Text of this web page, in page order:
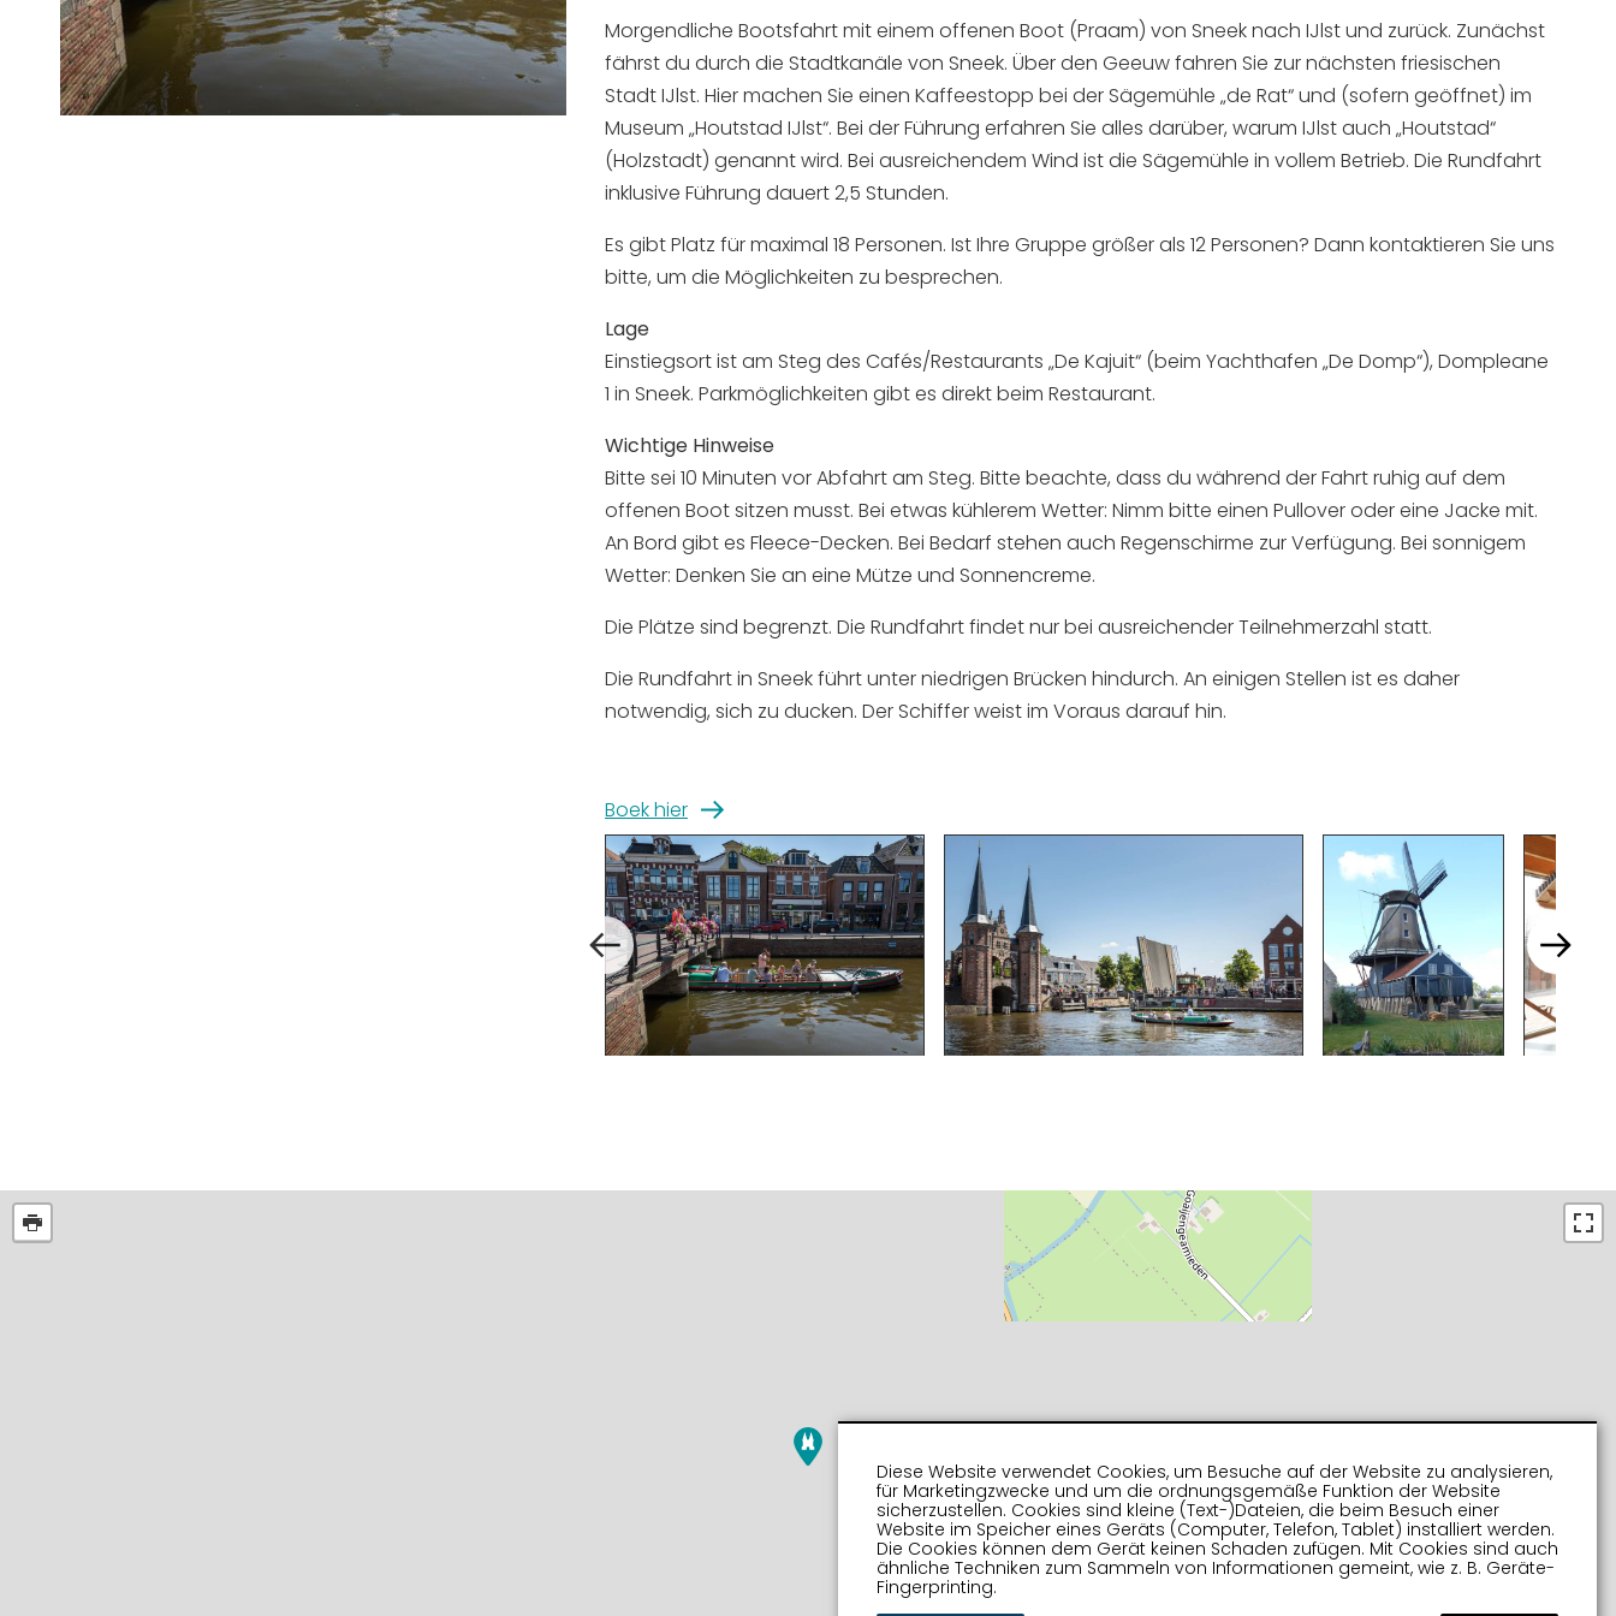
Morgendliche Bootsfahrt mit einem offenen Boot (Praam) von Sneek nach IJlst und zurück. Zunächst
fährst du durch die Stadtkanäle von Sneek. Über den Geeuw fahren Sie zur nächsten friesischen
Stadt IJlst. Hier machen Sie einen Kaffeestopp bei der Sägemühle „de Rat“ und (sofern geöffnet) im
Museum „Houtstad IJlst“. Bei der Führung erfahren Sie alles darüber, warum IJlst auch „Houtstad“
(Holzstadt) genannt wird. Bei ausreichendem Wind ist die Sägemühle in vollem Betrieb. Die Rundfahrt
inklusive Führung dauert 2,5 Stunden.
Es gibt Platz für maximal 18 Personen. Ist Ihre Gruppe größer als 12 Personen? Dann kontaktieren Sie uns
bitte, um die Möglichkeiten zu besprechen.
Lage
Einstiegsort ist am Steg des Cafés/Restaurants „De Kajuit“ (beim Yachthafen „De Domp“), Dompleane
1 in Sneek. Parkmöglichkeiten gibt es direkt beim Restaurant.
Wichtige Hinweise
Bitte sei 10 Minuten vor Abfahrt am Steg. Bitte beachte, dass du während der Fahrt ruhig auf dem
offenen Boot sitzen musst. Bei etwas kühlerem Wetter: Nimm bitte einen Pullover oder eine Jacke mit.
An Bord gibt es Fleece-Decken. Bei Bedarf stehen auch Regenschirme zur Verfügung. Bei sonnigem
Wetter: Denken Sie an eine Mütze und Sonnencreme.
Die Plätze sind begrenzt. Die Rundfahrt findet nur bei ausreichender Teilnehmerzahl statt.
Die Rundfahrt in Sneek führt unter niedrigen Brücken hindurch. An einigen Stellen ist es daher
notwendig, sich zu ducken. Der Schiffer weist im Voraus darauf hin.
Boek hier
Diese Website verwendet Cookies, um Besuche auf der Website zu analysieren,
für Marketingzwecke und um die ordnungsgemäße Funktion der Website
sicherzustellen. Cookies sind kleine (Text-)Dateien, die beim Besuch einer
Website im Speicher eines Geräts (Computer, Telefon, Tablet) installiert werden.
Die Cookies können dem Gerät keinen Schaden zufügen. Mit Cookies sind auch
ähnliche Techniken zum Sammeln von Informationen gemeint, wie z. B. Geräte-
Fingerprinting.